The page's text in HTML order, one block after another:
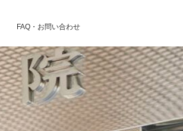
FAQ・お問い合わせ